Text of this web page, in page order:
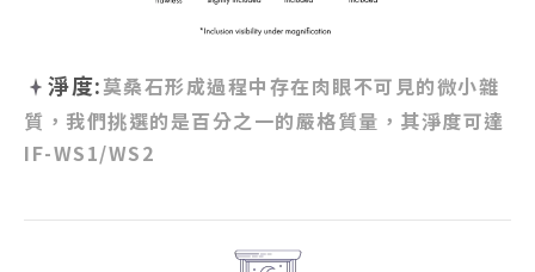
淨度:莫桑石形成過程中存在肉眼不可見的微小雜
質，我們挑選的是百分之一的嚴格質量，其淨度可達
IF-WS1/WS2